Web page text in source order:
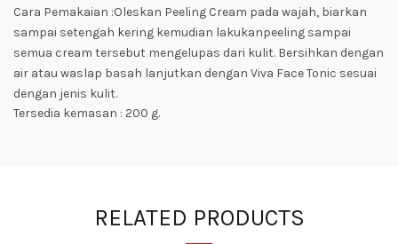
Cara Pemakaian :Oleskan Peeling Cream pada wajah, biarkan
sampai setengah kering kemudian lakukanpeeling sampai
semua cream tersebut mengelupas dari kulit. Bersihkan dengan
air atau waslap basah lanjutkan dengan Viva Face Tonic sesuai
dengan jenis kulit.
Tersedia kemasan : 200 g.
RELATED PRODUCTS